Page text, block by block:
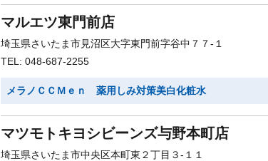
マルエツ東門前店
埼玉県さいたま市見沼区大字東門前字谷中７７-１
TEL: 048-687-2255
メラノＣＣＭｅｎ 薬用しみ対策美白化粧水
マツモトキヨシビーンズ与野本町店
埼玉県さいたま市中央区本町東２丁目３-１１